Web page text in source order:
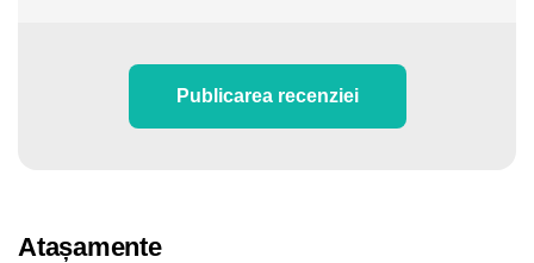
Publicarea recenziei
Atașamente